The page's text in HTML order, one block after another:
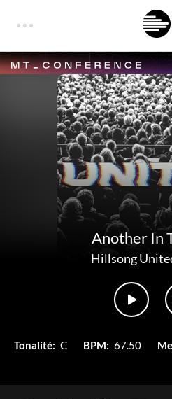
Another In
Hillsong
Tonalité: C BPM: 67.50